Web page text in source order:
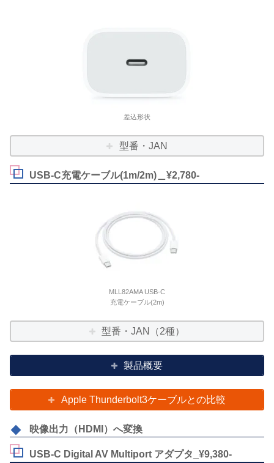
差込形状
型番・JAN
USB-C充電ケーブル(1m/2m)＿¥2,780-
MLL82AMA USB-C
充電ケーブル(2m)
型番・JAN（2種）
製品概要
Apple Thunderbolt3ケーブルとの比較
映像出力（HDMI）へ変換
USB-C Digital AV Multiport アダプタ_¥9,380-